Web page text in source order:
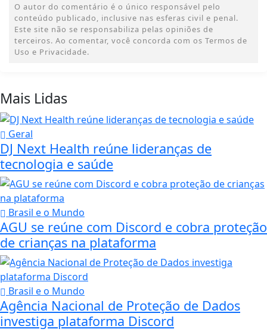
O autor do comentário é o único responsável pelo
conteúdo publicado, inclusive nas esferas civil e penal.
Este site não se responsabiliza pelas opiniões de
terceiros. Ao comentar, você concorda com os Termos de
Uso e Privacidade.
Mais Lidas
Geral
DJ Next Health reúne lideranças de
tecnologia e saúde
Brasil e o Mundo
AGU se reúne com Discord e cobra proteção
de crianças na plataforma
Brasil e o Mundo
Agência Nacional de Proteção de Dados
investiga plataforma Discord